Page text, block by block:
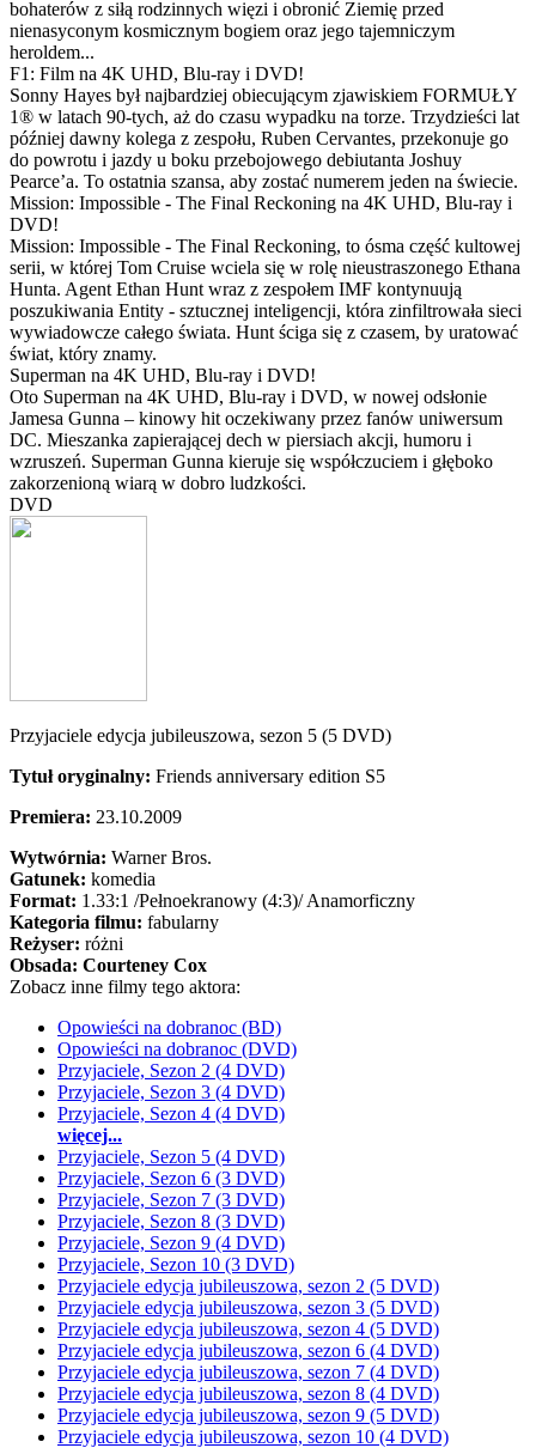
bohaterów z siłą rodzinnych więzi i obronić Ziemię przed
nienasyconym kosmicznym bogiem oraz jego tajemniczym
heroldem...
F1: Film na 4K UHD, Blu-ray i DVD!
Sonny Hayes był najbardziej obiecującym zjawiskiem FORMUŁY
1® w latach 90-tych, aż do czasu wypadku na torze. Trzydzieści lat
później dawny kolega z zespołu, Ruben Cervantes, przekonuje go
do powrotu i jazdy u boku przebojowego debiutanta Joshuy
Pearce’a. To ostatnia szansa, aby zostać numerem jeden na świecie.
Mission: Impossible - The Final Reckoning na 4K UHD, Blu-ray i
DVD!
Mission: Impossible - The Final Reckoning, to ósma część kultowej
serii, w której Tom Cruise wciela się w rolę nieustraszonego Ethana
Hunta. Agent Ethan Hunt wraz z zespołem IMF kontynuują
poszukiwania Entity - sztucznej inteligencji, która zinfiltrowała sieci
wywiadowcze całego świata. Hunt ściga się z czasem, by uratować
świat, który znamy.
Superman na 4K UHD, Blu-ray i DVD!
Oto Superman na 4K UHD, Blu-ray i DVD, w nowej odsłonie
Jamesa Gunna – kinowy hit oczekiwany przez fanów uniwersum
DC. Mieszanka zapierającej dech w piersiach akcji, humoru i
wzruszeń. Superman Gunna kieruje się współczuciem i głęboko
zakorzenioną wiarą w dobro ludzkości.
DVD
Przyjaciele edycja jubileuszowa, sezon 5 (5 DVD)
Tytuł oryginalny: Friends anniversary edition S5
Premiera: 23.10.2009
Wytwórnia: Warner Bros.
Gatunek: komedia
Format: 1.33:1 /Pełnoekranowy (4:3)/Anamorficzny
Kategoria filmu: fabularny
Reżyser: różni
Obsada: Courteney Cox
Zobacz inne filmy tego aktora:
Opowieści na dobranoc (BD)
Opowieści na dobranoc (DVD)
Przyjaciele, Sezon 2 (4 DVD)
Przyjaciele, Sezon 3 (4 DVD)
Przyjaciele, Sezon 4 (4 DVD)
więcej...
Przyjaciele, Sezon 5 (4 DVD)
Przyjaciele, Sezon 6 (3 DVD)
Przyjaciele, Sezon 7 (3 DVD)
Przyjaciele, Sezon 8 (3 DVD)
Przyjaciele, Sezon 9 (4 DVD)
Przyjaciele, Sezon 10 (3 DVD)
Przyjaciele edycja jubileuszowa, sezon 2 (5 DVD)
Przyjaciele edycja jubileuszowa, sezon 3 (5 DVD)
Przyjaciele edycja jubileuszowa, sezon 4 (5 DVD)
Przyjaciele edycja jubileuszowa, sezon 6 (4 DVD)
Przyjaciele edycja jubileuszowa, sezon 7 (4 DVD)
Przyjaciele edycja jubileuszowa, sezon 8 (4 DVD)
Przyjaciele edycja jubileuszowa, sezon 9 (5 DVD)
Przyjaciele edycja jubileuszowa, sezon 10 (4 DVD)